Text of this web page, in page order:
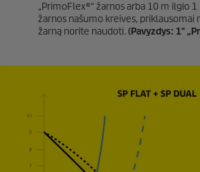
„PrimoFlex®“ žarnos arba 10 m ilgio
žarnos našumo kreives, priklausomai
žarną norite naudoti.(Pavyzdys: 1" „